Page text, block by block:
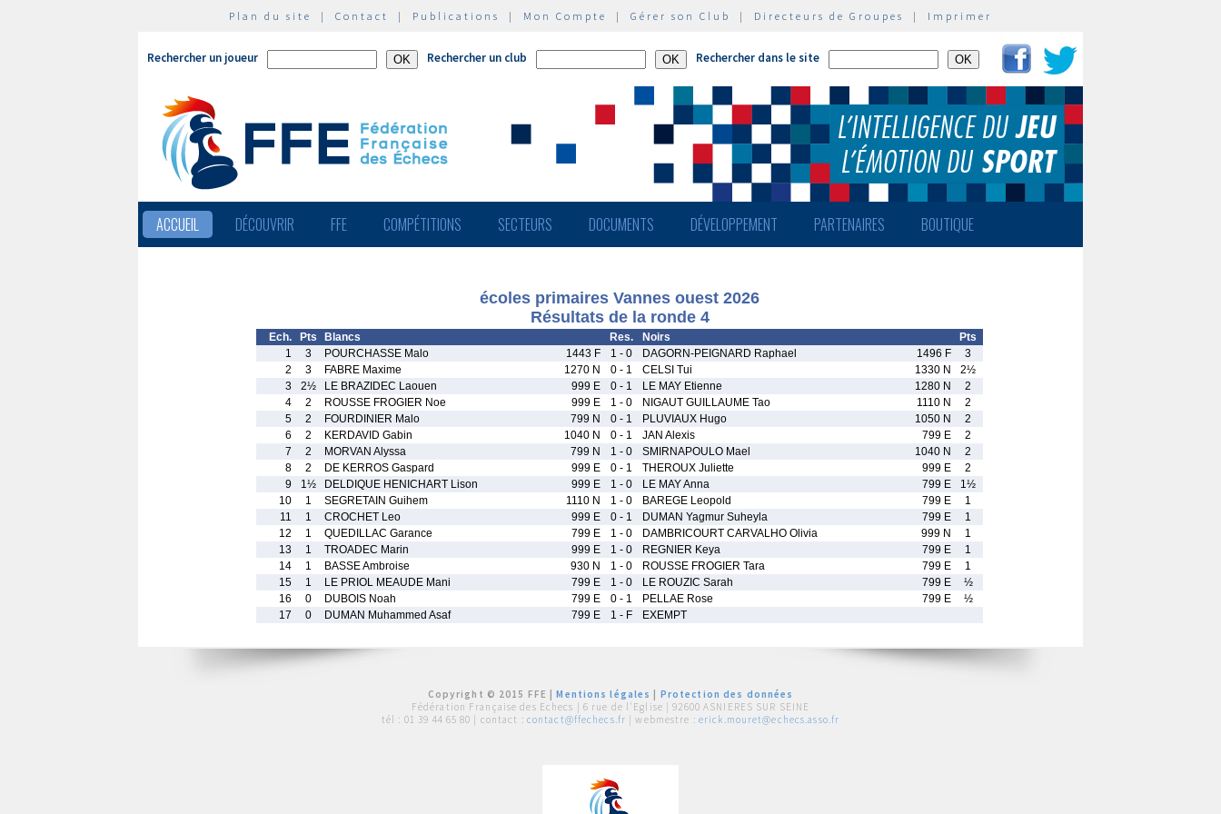
Plan du site | Contact | Publications | Mon Compte | Gérer son Club | Directeurs de Groupes | Imprimer
Rechercher un joueur Rechercher un club Rechercher dans le site
ACCUEIL DÉCOUVRIR FFE COMPÉTITIONS SECTEURS DOCUMENTS DÉVELOPPEMENT PARTENAIRES BOUTIQUE
écoles primaires Vannes ouest 2026
Résultats de la ronde 4
Ech. Pts Blancs Res. Noirs
Pts
1
3 POURCHASSE Malo 1443 F 1 - 0 DAGORN-PEIGNARD Raphael 1496 F
3
2
3 FABRE Maxime 1270 N 0 - 1 CELSI Tui 1330 N
2½
3
2½ LE BRAZIDEC Laouen 999 E 0 - 1 LE MAY Etienne 1280 N
2
4
2 ROUSSE FROGIER Noe 999 E 1 - 0 NIGAUT GUILLAUME Tao 1110 N
2
5
2 FOURDINIER Malo 799 N 0 - 1 PLUVIAUX Hugo 1050 N
2
6
2 KERDAVID Gabin 1040 N 0 - 1 JAN Alexis 799 E
2
7
2 MORVAN Alyssa 799 N 1 - 0 SMIRNAPOULO Mael 1040 N
2
8
2 DE KERROS Gaspard 999 E 0 - 1 THEROUX Juliette 999 E
2
9
1½ DELDIQUE HENICHART Lison 999 E 1 - 0 LE MAY Anna 799 E
1½
10
1 SEGRETAIN Guihem 1110 N 1 - 0 BAREGE Leopold 799 E
1
11
1 CROCHET Leo 999 E 0 - 1 DUMAN Yagmur Suheyla 799 E
1
12
1 QUEDILLAC Garance 799 E 1 - 0 DAMBRICOURT CARVALHO Olivia 999 N
1
13
1 TROADEC Marin 999 E 1 - 0 REGNIER Keya 799 E
1
14
1 BASSE Ambroise 930 N 1 - 0 ROUSSE FROGIER Tara 799 E
1
15
1 LE PRIOL MEAUDE Mani 799 E 1 - 0 LE ROUZIC Sarah 799 E
½
16
0 DUBOIS Noah 799 E 0 - 1 PELLAE Rose 799 E
½
17
0 DUMAN Muhammed Asaf 799 E 1 - F EXEMPT
Copyright © 2015 FFE |Mentions légales
Protection des données
Fédération Française des Echecs | 6 rue de l'Eglise | 92600 ASNIERES SUR SEINE
tél : 01 39 44 65 80 | contact : contact@ffechecs.fr | webmestre : erick.mouret@echecs.asso.fr